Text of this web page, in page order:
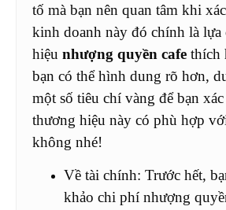
tố mà bạn nên quan tâm khi
kinh doanh này đó chính là lựa
hiệu nhượng quyền cafe thích
bạn có thể hình dung rõ hơn,
một số tiêu chí vàng để bạn
thương hiệu này có phù hợp
không nhé!
Về tài chính: Trước hết,
khảo chi phí nhượng